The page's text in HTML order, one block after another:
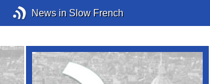
News in Slow French